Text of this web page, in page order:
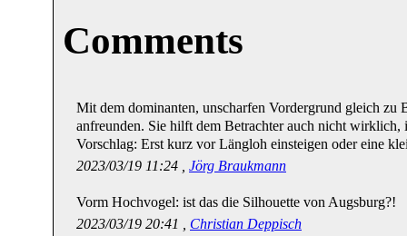
Comments
Mit dem dominanten, unscharfen Vordergrund gleich zu
anfreunden. Sie hilft dem Betrachter auch nicht
Vorschlag: Erst kurz vor Längloh einsteigen oder eine
2023/03/19 11:24 , Jörg Braukmann
Vorm Hochvogel: ist das die Silhouette von Augsburg?!
2023/03/19 20:41 , Christian Deppisch